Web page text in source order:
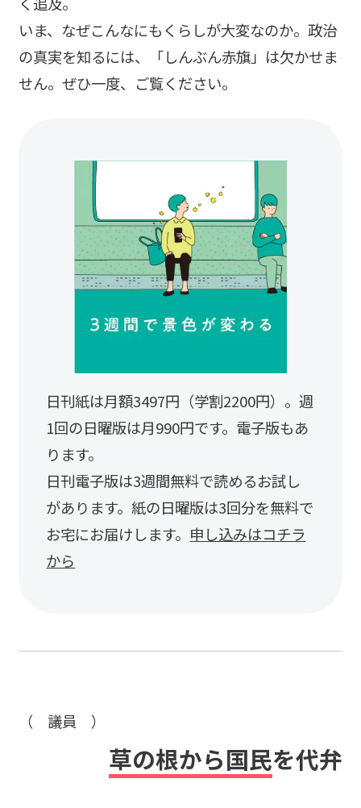
いま、なぜこんなにもくらしが大変なのか。政治
の真実を知るには、「しんぶん赤旗」は欠かせま
せん。ぜひ一度、ご覧ください。
日刊紙は月額3497円（学割2200円）。週
1回の日曜版は月990円です。電子版もあ
ります。
日刊電子版は3週間無料で読めるお試し
があります。紙の日曜版は3回分を無料で
お宅にお届けします。 申し込みはコチラ
から
（ 議員 ）
草の根から国民を代弁